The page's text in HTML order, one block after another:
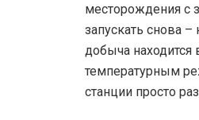
месторождения с
запускать снова
добыча
температурным
станции просто